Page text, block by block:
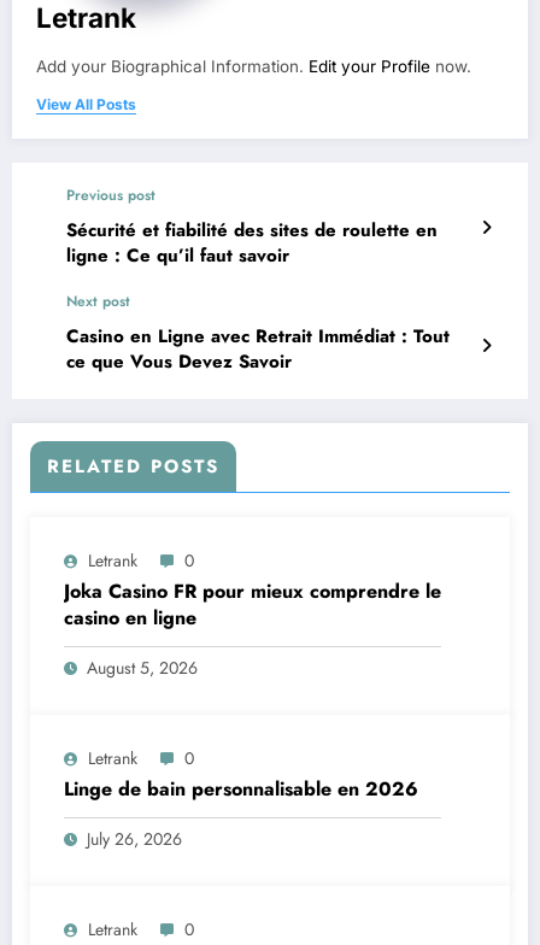
Letrank
Add your Biographical Information. Edit your Profile now.
View All Posts
Previous post
Sécurité et fiabilité des sites de roulette en
ligne : Ce qu’il faut savoir
Next post
Casino en Ligne avec Retrait Immédiat : Tout
ce que Vous Devez Savoir
RELATED POSTS
Letrank 0
Joka Casino FR pour mieux comprendre le
casino en ligne
August 5, 2026
Letrank 0
Linge de bain personnalisable en 2026
July 26, 2026
Letrank 0